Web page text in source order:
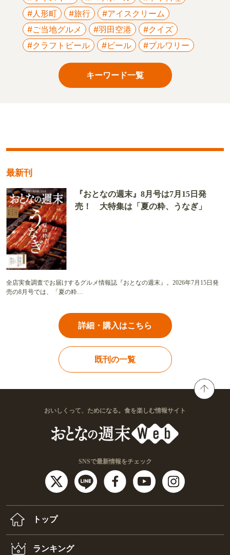
#人形町
#旅行
#アイスクリーム
#ご当地グルメ
#羽田空港
#クイズ
#クラフトビール
#ビール #ブルワリー
キーワード一覧
最新刊
『おとなの週末』8月号は7月15日発
売！ 大特集は「夏の粋、うなぎ」
全店実食調査でお届けするグルメ情報誌『おとなの週末』。2026年7月15日発
売の8月号では、「夏の粋…
詳細・購入はこちら
既刊の一覧
おいしくって、ためになる。食を楽しむ情報サイト
SNSで最新情報をチェック
トップ
ランキング